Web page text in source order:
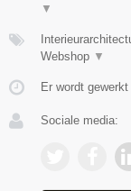
▼
Webshop ▼
Er wordt
Sociale media: